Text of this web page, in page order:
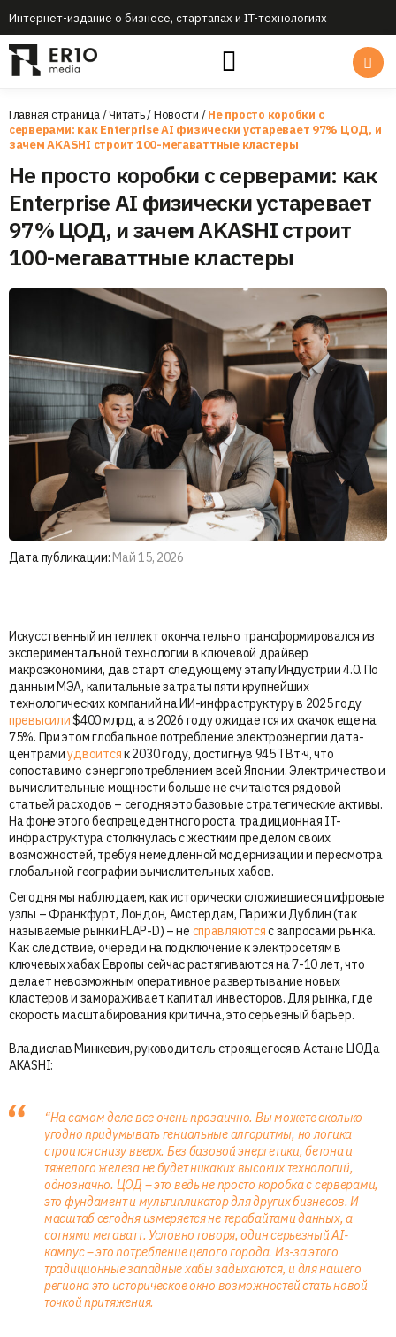
Интернет-издание о бизнесе, стартапах и IT-технологиях
Главная страница/Читать/Новости /Не просто коробки с
серверами: как Enterprise AI физически устаревает 97% ЦОД, и
зачем AKASHI строит 100-мегаваттные кластеры
Не просто коробки с серверами: как
Enterprise AI физически устаревает
97% ЦОД, и зачем AKASHI строит
100-мегаваттные кластеры
Дата публикации: Май 15, 2026
Искусственный интеллект окончательно трансформировался из
экспериментальной технологии в ключевой драйвер
макроэкономики, дав старт следующему этапу Индустрии 4.0. По
данным МЭА, капитальные затраты пяти крупнейших
технологических компаний на ИИ-инфраструктуру в 2025 году
превысили$400 млрд, а в 2026 году ожидается их скачок еще на
75%. При этом глобальное потребление электроэнергии дата-
центрамиудвоитсяк 2030 году, достигнув 945 ТВт·ч, что
сопоставимо с энергопотреблением всей Японии. Электричество и
вычислительные мощности больше не считаются рядовой
статьей расходов – сегодня это базовые стратегические активы.
На фоне этого беспрецедентного роста традиционная IT-
инфраструктура столкнулась с жестким пределом своих
возможностей, требуя немедленной модернизации и пересмотра
глобальной географии вычислительных хабов.
Сегодня мы наблюдаем, как исторически сложившиеся цифровые
узлы – Франкфурт, Лондон, Амстердам, Париж и Дублин (так
называемые рынки FLAP-D) – не справляютсяс запросами рынка.
Как следствие, очереди на подключение к электросетям в
ключевых хабах Европы сейчас растягиваются на 7-10 лет, что
делает невозможным оперативное развертывание новых
кластеров и замораживает капитал инвесторов. Для рынка, где
скорость масштабирования критична, это серьезный барьер.
Владислав Минкевич, руководитель строящегося в Астане ЦОДа
AKASHI:
“На самом деле все очень прозаично. Вы можете сколько
угодно придумывать гениальные алгоритмы, но логика
строится снизу вверх. Без базовой энергетики, бетона и
тяжелого железа не будет никаких высоких технологий,
однозначно. ЦОД – это ведь не просто коробка с серверами,
это фундамент и мультипликатор для других бизнесов. И
масштаб сегодня измеряется не терабайтами данных, а
сотнями мегаватт. Условно говоря, один серьезный AI-
кампус – это потребление целого города. Из-за этого
традиционные западные хабы задыхаются, и для нашего
региона это историческое окно возможностей стать новой
точкой притяжения.